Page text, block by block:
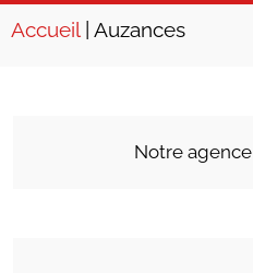
Accueil| Auzances
Notre agence